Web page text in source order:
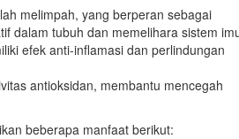
melimpah, yang berperan sebagai
dalam tubuh dan memelihara sistem
efek anti-inflamasi dan perlindungan
antioksidan, membantu mencegah
beberapa manfaat berikut: